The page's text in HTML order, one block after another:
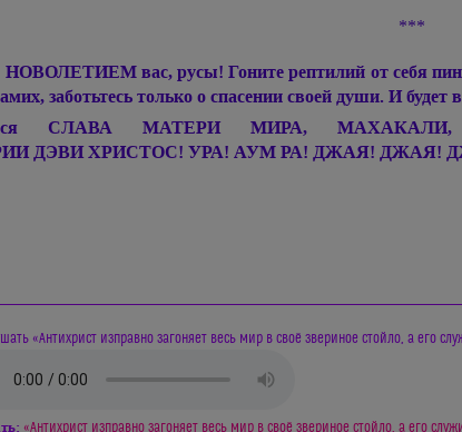
***
вас, русы! Гоните рептилий от себя
заботьтесь только о спасении своей души. И будет
СЛАВА МАТЕРИ МИРА,
ДЭВИ ХРИСТОС! УРА! АУМ РА! ДЖАЯ! ДЖАЯ!
«Антихрист изправно загоняет весь мир в своё звериное стойло, а его
«Антихрист изправно загоняет весь мир в своё звериное стойло, а его